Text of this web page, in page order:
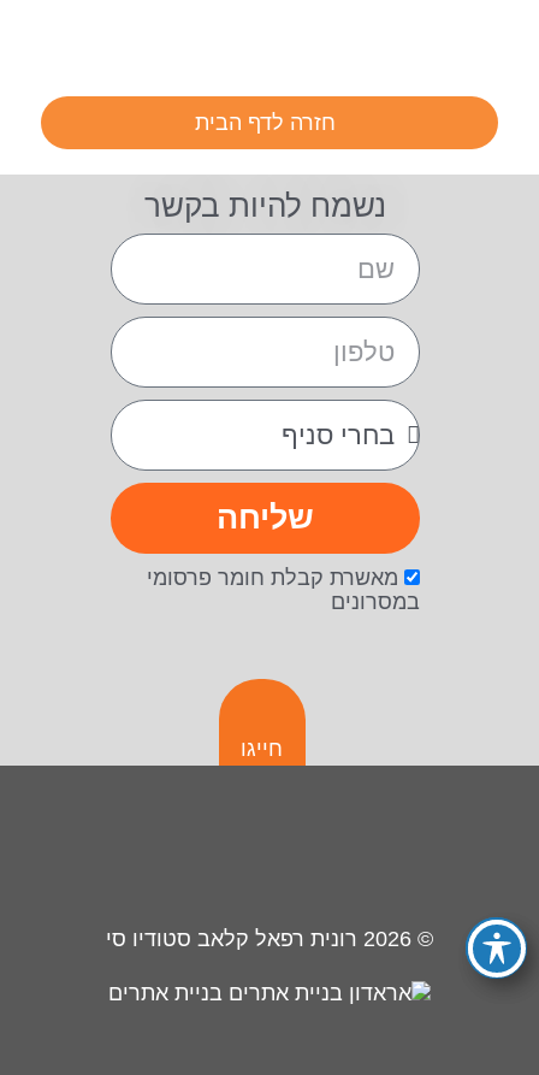
חזרה לדף הבית
נשמח להיות בקשר
מאשרת קבלת חומר פרסומי
במסרונים
שליחה
חייגו
© 2026 רונית רפאל קלאב סטודיו סי
בניית אתרים